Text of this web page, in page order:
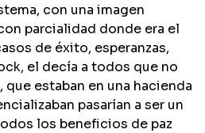
con una imagen
parcialidad donde era el
de éxito, esperanzas,
el decía a todos que no
que estaban en una hacienda
pasarían a ser un
los beneficios de paz